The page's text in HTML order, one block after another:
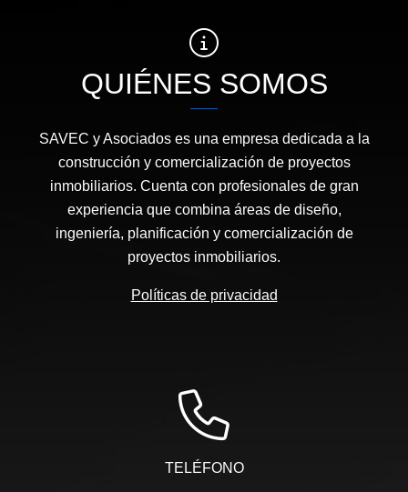
QUIÉNES SOMOS
SAVEC y Asociados es una empresa dedicada a la
construcción y comercialización de proyectos
inmobiliarios. Cuenta con profesionales de gran
experiencia que combina áreas de diseño,
ingeniería, planificación y comercialización de
proyectos inmobiliarios.
Políticas de privacidad
TELÉFONO